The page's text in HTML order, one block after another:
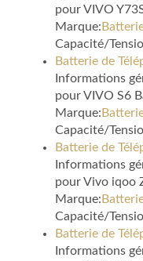
pour VIVO
Marque:
Capacité/
Batterie de
Informations
pour VIVO S6
Marque:
Capacité/
Batterie de
Informations
pour Vivo iqoo
Marque:
Capacité/
Batterie de
Informations